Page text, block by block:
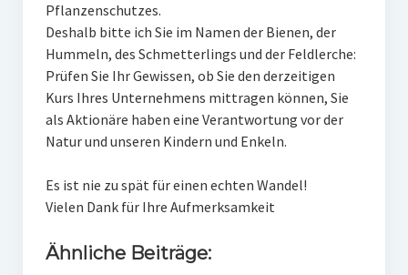
Pflanzenschutzes.
Deshalb bitte ich Sie im Namen der Bienen, der
Hummeln, des Schmetterlings und der Feldlerche:
Prüfen Sie Ihr Gewissen, ob Sie den derzeitigen
Kurs Ihres Unternehmens mittragen können, Sie
als Aktionäre haben eine Verantwortung vor der
Natur und unseren Kindern und Enkeln.
Es ist nie zu spät für einen echten Wandel!
Vielen Dank für Ihre Aufmerksamkeit
Ähnliche Beiträge: